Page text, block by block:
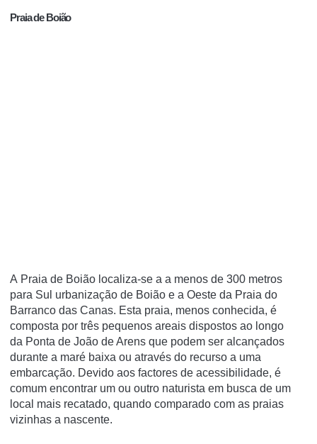
Praia de Boião
A Praia de Boião localiza-se a a menos de 300 metros
para Sul urbanização de Boião e a Oeste da Praia do
Barranco das Canas. Esta praia, menos conhecida, é
composta por três pequenos areais dispostos ao longo
da Ponta de João de Arens que podem ser alcançados
durante a maré baixa ou através do recurso a uma
embarcação. Devido aos factores de acessibilidade, é
comum encontrar um ou outro naturista em busca de um
local mais recatado, quando comparado com as praias
vizinhas a nascente.